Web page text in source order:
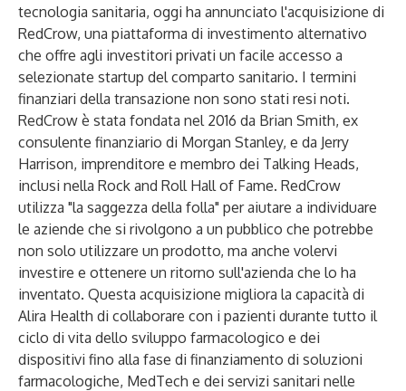
tecnologia sanitaria, oggi ha annunciato l'acquisizione di
RedCrow, una piattaforma di investimento alternativo
che offre agli investitori privati un facile accesso a
selezionate startup del comparto sanitario. I termini
finanziari della transazione non sono stati resi noti.
RedCrow è stata fondata nel 2016 da Brian Smith, ex
consulente finanziario di Morgan Stanley, e da Jerry
Harrison, imprenditore e membro dei Talking Heads,
inclusi nella Rock and Roll Hall of Fame. RedCrow
utilizza "la saggezza della folla" per aiutare a individuare
le aziende che si rivolgono a un pubblico che potrebbe
non solo utilizzare un prodotto, ma anche volervi
investire e ottenere un ritorno sull'azienda che lo ha
inventato. Questa acquisizione migliora la capacità di
Alira Health di collaborare con i pazienti durante tutto il
ciclo di vita dello sviluppo farmacologico e dei
dispositivi fino alla fase di finanziamento di soluzioni
farmacologiche, MedTech e dei servizi sanitari nelle